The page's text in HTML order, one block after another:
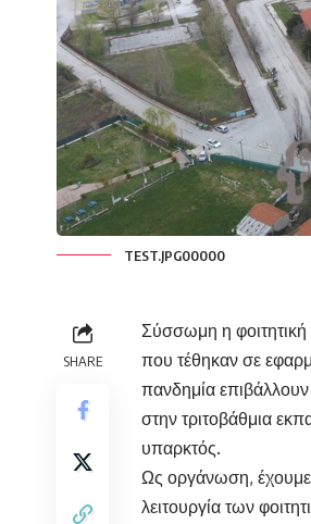
TEST.JPG00000
SHARE
Σύσσωμη η φοιτητική
που τέθηκαν σε
πανδημία
στην τριτοβάθμια
υπαρκτός.
Ως οργάνωση, έχουμε
λειτουργία των